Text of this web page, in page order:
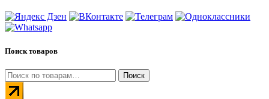
Поиск товаров
Искать: Поиск